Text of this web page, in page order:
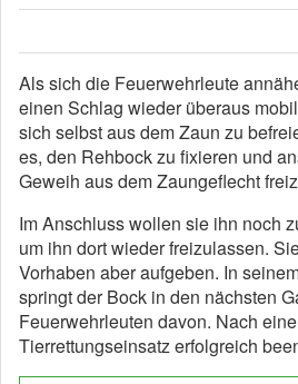
Als sich die Feuerwehrleute
einen Schlag wieder überaus
sich selbst aus dem Zaun zu
es, den Rehbock zu fixieren und
Geweih aus dem Zaungeflecht
Im Anschluss wollen sie ihn noch
um ihn dort wieder freizulassen.
Vorhaben aber aufgeben. In
springt der Bock in den nächsten
Feuerwehrleuten davon. Nach
Tierrettungseinsatz erfolgreich